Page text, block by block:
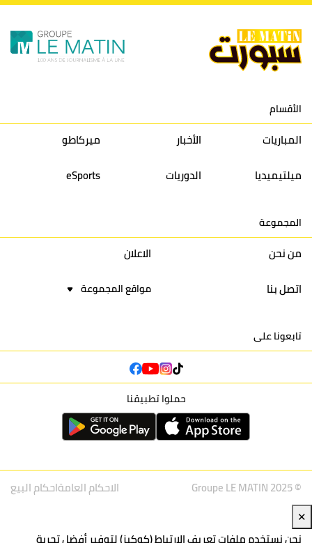
10 النادي المكناسي 30
24
33
36
11 نادي النهضة زمامرة 30
28
37
33
13 إتحاد تواركة 30
32
40
31
16 نادي أولمبيك آسفي 30
24
42
22
الأقسام
المباريات الأخبار
ميركاطو
ميلتيميديا
الدوريات eSports
المجموعة
من نحن
الاعلان
اتصل بنا
مواقع المجموعة
تابعونا على
حملوا تطبيقنا
© Groupe LE MATIN 2025 الاحكام العامةاحكام البيع
✕